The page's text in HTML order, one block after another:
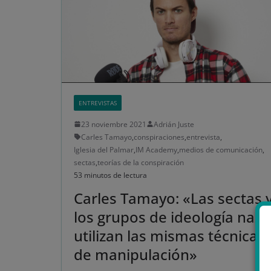
ENTREVISTAS
23 noviembre 2021
Adrián Juste
Carles Tamayo,conspiraciones,entrevista,
Iglesia del Palmar,IM Academy,medios de comunicación,
sectas,teorías de la conspiración
53 minutos de lectura
Carles Tamayo: «Las sectas
los grupos de ideología nazi
utilizan las mismas técnicas
de manipulación»